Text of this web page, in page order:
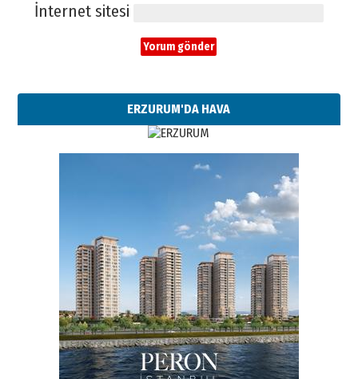
İnternet sitesi
ERZURUM'DA HAVA
Esat BİNDESEN
Başkan Sekmen’den Erzurum’a
bir vizyon proje daha!
02 Ağustos 2026 Pazar
Kadir SABUNCUOĞLU
Erzurumspor’un köşe taşları